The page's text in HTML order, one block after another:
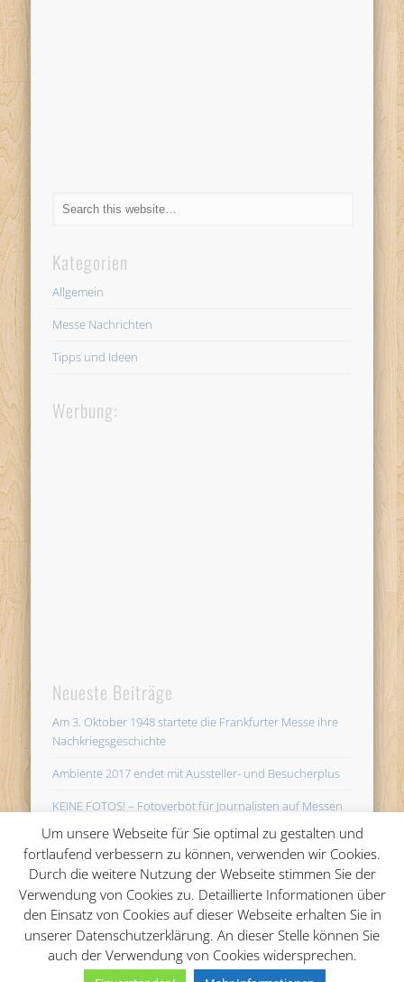
Kategorien
Allgemein
Messe Nachrichten
Tipps und Ideen
Werbung:
Neueste Beiträge
Am 3. Oktober 1948 startete die Frankfurter Messe ihre
Nachkriegsgeschichte
Ambiente 2017 endet mit Aussteller- und Besucherplus
KEINE FOTOS! – Fotoverbot für Journalisten auf Messen
AMBIENTE startet in Frankfurt mit 4.454 Ausstellern im
Bereich Wohnen, Schenken und Gedeckter Tisch
So erstellt man eine gute Pressemappe für die Messe
© 2026 Messe-PR.comAvandy GmbH
Um unsere Webseite für Sie optimal zu gestalten und
fortlaufend verbessern zu können, verwenden wir Cookies.
Durch die weitere Nutzung der Webseite stimmen Sie der
Verwendung von Cookies zu. Detaillierte Informationen über
den Einsatz von Cookies auf dieser Webseite erhalten Sie in
unserer Datenschutzerklärung. An dieser Stelle können Sie
auch der Verwendung von Cookies widersprechen.